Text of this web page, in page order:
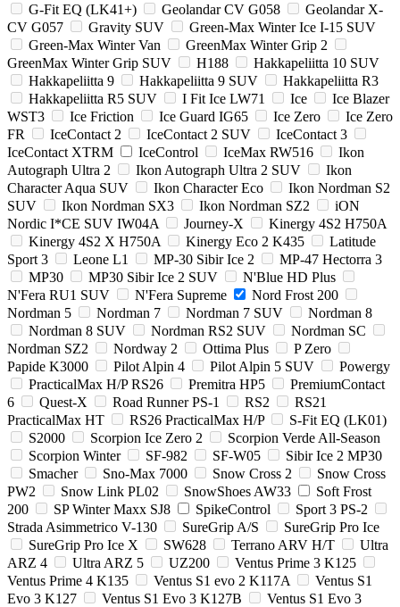
G-Fit EQ (LK41+) Geolandar CV G058
Geolandar X-
CV G057
Gravity SUV
Green-Max Winter Ice I-15 SUV
Green-Max Winter Van
GreenMax Winter Grip 2
GreenMax Winter Grip SUV
H188
Hakkapeliitta 10 SUV
Hakkapeliitta 9
Hakkapeliitta 9 SUV
Hakkapeliitta R3
Hakkapeliitta R5 SUV
I Fit Ice LW71 Ice
Ice Blazer
WST3
Ice Friction Ice Guard IG65 Ice Zero
Ice Zero
FR
IceContact 2 IceContact 2 SUV
IceContact 3
IceContact XTRM
IceControl IceMax RW516
Ikon
Autograph Ultra 2
Ikon Autograph Ultra 2 SUV
Ikon
Character Aqua SUV
Ikon Character Eco
Ikon Nordman S2
SUV
Ikon Nordman SX3 Ikon Nordman SZ2
iON
Nordic I*CE SUV IW04A
Journey-X
Kinergy 4S2 H750A
Kinergy 4S2 X H750A
Kinergy Eco 2 K435
Latitude
Sport 3
Leone L1 MP-30 Sibir Ice 2
MP-47 Hectorra 3
MP30
MP30 Sibir Ice 2 SUV
N'Blue HD Plus
N'Fera RU1 SUV
N'Fera Supreme
Nord Frost 200
Nordman 5
Nordman 7 Nordman 7 SUV
Nordman 8
Nordman 8 SUV
Nordman RS2 SUV
Nordman SC
Nordman SZ2
Nordway 2 Ottima Plus
P Zero
Papide K3000
Pilot Alpin 4 Pilot Alpin 5 SUV
Powergy
PracticalMax H/P RS26
Premitra HP5
PremiumContact
6
Quest-X Road Runner PS-1 RS2
RS21
PracticalMax HT
RS26 PracticalMax H/P
S-Fit EQ (LK01)
S2000
Scorpion Ice Zero 2
Scorpion Verde All-Season
Scorpion Winter
SF-982 SF-W05
Sibir Ice 2 MP30
Smacher
Sno-Max 7000 Snow Cross 2
Snow Cross
PW2
Snow Link PL02 SnowShoes AW33
Soft Frost
200
SP Winter Maxx SJ8 SpikeControl
Sport 3 PS-2
Strada Asimmetrico V-130
SureGrip A/S
SureGrip Pro Ice
SureGrip Pro Ice X
SW628 Terrano ARV H/T
Ultra
ARZ 4
Ultra ARZ 5 UZ200
Ventus Prime 3 K125
Ventus Prime 4 K135
Ventus S1 evo 2 K117A
Ventus S1
Evo 3 K127
Ventus S1 Evo 3 K127B
Ventus S1 Evo 3